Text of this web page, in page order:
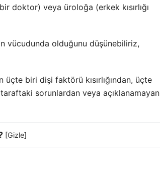
doktor) veya üroloğa (erkek kısırlığı
vücudunda olduğunu düşünebiliriz,
üçte biri dişi faktörü kısırlığından, üçte
sorunlardan veya açıklanamayan
[Gizle]